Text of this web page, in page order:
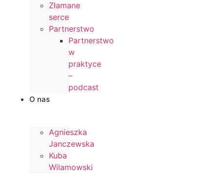
Złamane
serce
Partnerstwo
Partnerstwo
w
praktyce
–
podcast
O nas
Agnieszka
Janczewska
Kuba
Wilamowski